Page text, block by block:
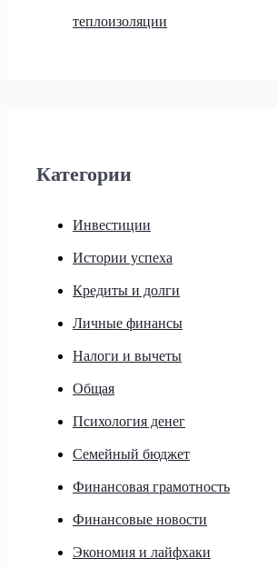
теплоизоляции
Категории
Инвестиции
Истории успеха
Кредиты и долги
Личные финансы
Налоги и вычеты
Общая
Психология денег
Семейный бюджет
Финансовая грамотность
Финансовые новости
Экономия и лайфхаки